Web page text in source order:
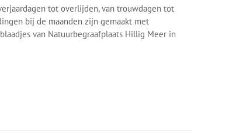
tot overlijden, van trouwdagen tot
bij de maanden zijn gemaakt met
van Natuurbegraafplaats Hillig Meer in